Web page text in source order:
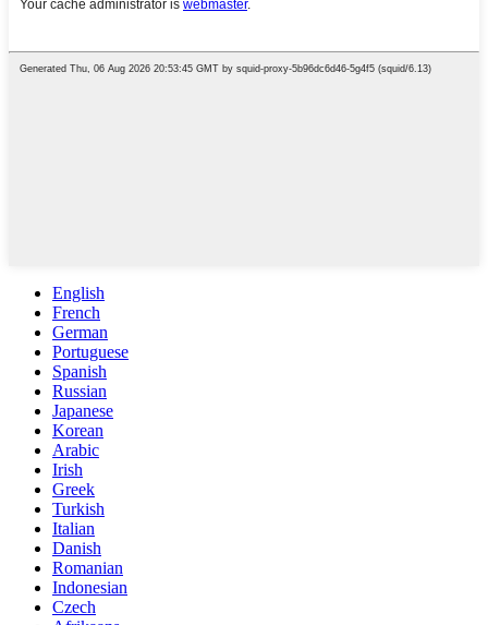
English
French
German
Portuguese
Spanish
Russian
Japanese
Korean
Arabic
Irish
Greek
Turkish
Italian
Danish
Romanian
Indonesian
Czech